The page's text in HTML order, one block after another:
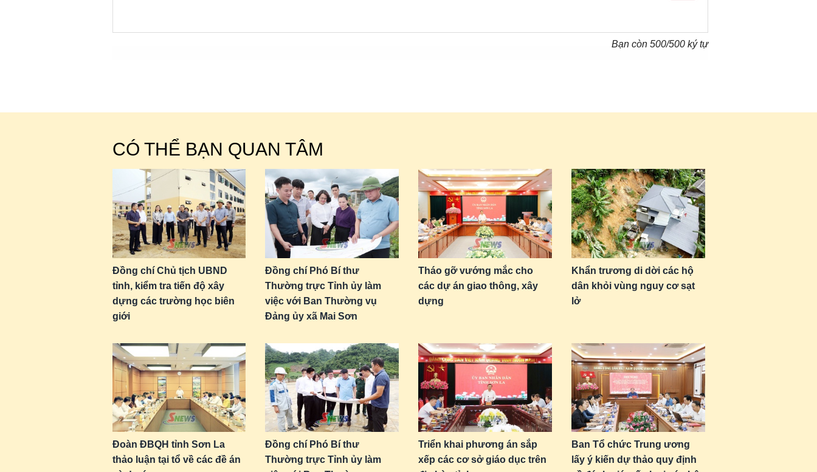
Bạn còn 500/500 ký tự
CÓ THỂ BẠN QUAN TÂM
Đồng chí Chủ tịch UBND
tỉnh, kiểm tra tiến độ xây
dựng các trường học biên
giới
Đồng chí Phó Bí thư
Thường trực Tỉnh ủy làm
việc với Ban Thường vụ
Đảng ủy xã Mai Sơn
Tháo gỡ vướng mắc cho
các dự án giao thông, xây
dựng
Khẩn trương di dời các hộ
dân khỏi vùng nguy cơ sạt
lở
Đoàn ĐBQH tỉnh Sơn La
thảo luận tại tổ về các đề án
Đồng chí Phó Bí thư
Thường trực Tỉnh ủy làm
Triển khai phương án sắp
xếp các cơ sở giáo dục trên
Ban Tổ chức Trung ương
lấy ý kiến dự thảo quy định